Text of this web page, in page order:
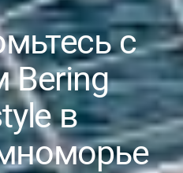
с
в